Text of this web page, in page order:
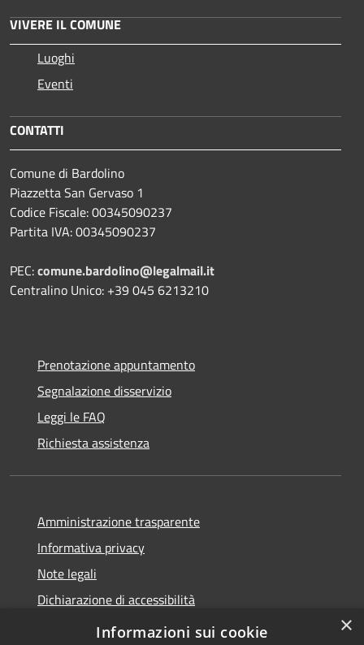
VIVERE IL COMUNE
Luoghi
Eventi
CONTATTI
Comune di Bardolino
Piazzetta San Gervaso 1
Codice Fiscale: 00345090237
Partita IVA: 00345090237
PEC:comune.bardolino@legalmail.it
Centralino Unico: +39 045 6213210
Prenotazione appuntamento
Segnalazione disservizio
Leggi le FAQ
Richiesta assistenza
Amministrazione trasparente
Informativa privacy
Note legali
Dichiarazione di accessibilità
Link app municipium
×
Informazioni sui cookie